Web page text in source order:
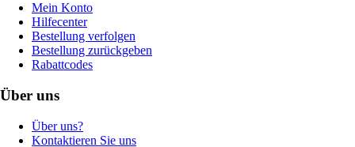
Mein Konto
Hilfecenter
Bestellung verfolgen
Bestellung zurückgeben
Rabattcodes
Über uns
Über uns?
Kontaktieren Sie uns